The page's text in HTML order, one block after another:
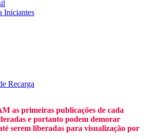
Iniciantes
Recarga
as primeiras publicações de cada
e portanto podem demorar
serem liberadas para visualização por